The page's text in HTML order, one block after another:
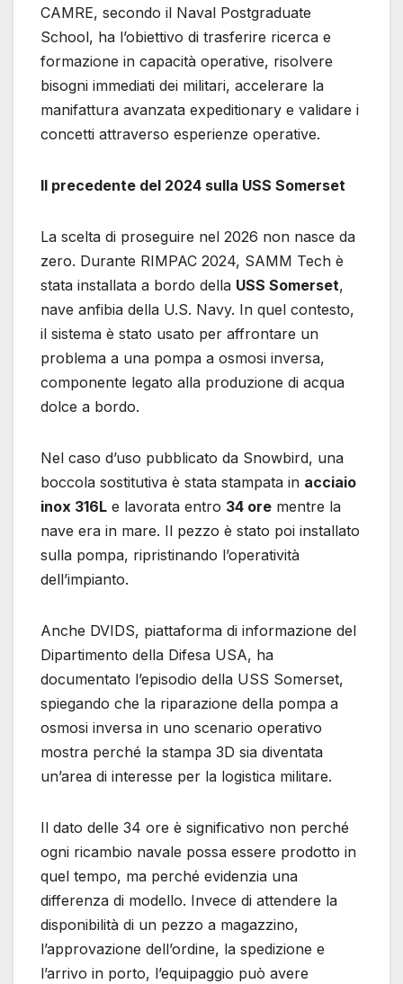
CAMRE, secondo il Naval Postgraduate
School, ha l’obiettivo di trasferire ricerca e
formazione in capacità operative, risolvere
bisogni immediati dei militari, accelerare la
manifattura avanzata expeditionary e validare i
concetti attraverso esperienze operative.
Il precedente del 2024 sulla USS Somerset
La scelta di proseguire nel 2026 non nasce da
zero. Durante RIMPAC 2024, SAMM Tech è
stata installata a bordo della USS Somerset,
nave anfibia della U.S. Navy. In quel contesto,
il sistema è stato usato per affrontare un
problema a una pompa a osmosi inversa,
componente legato alla produzione di acqua
dolce a bordo.
Nel caso d’uso pubblicato da Snowbird, una
boccola sostitutiva è stata stampata in acciaio
inox 316L e lavorata entro 34 ore mentre la
nave era in mare. Il pezzo è stato poi installato
sulla pompa, ripristinando l’operatività
dell’impianto.
Anche DVIDS, piattaforma di informazione del
Dipartimento della Difesa USA, ha
documentato l’episodio della USS Somerset,
spiegando che la riparazione della pompa a
osmosi inversa in uno scenario operativo
mostra perché la stampa 3D sia diventata
un’area di interesse per la logistica militare.
Il dato delle 34 ore è significativo non perché
ogni ricambio navale possa essere prodotto in
quel tempo, ma perché evidenzia una
differenza di modello. Invece di attendere la
disponibilità di un pezzo a magazzino,
l’approvazione dell’ordine, la spedizione e
l’arrivo in porto, l’equipaggio può avere